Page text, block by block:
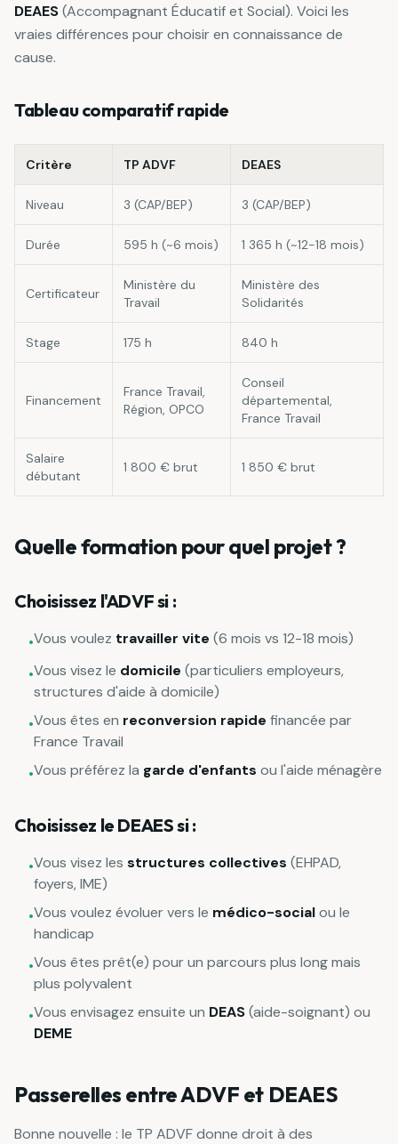
DEAES(Accompagnant Éducatif et Social). Voici les
vraies différences pour choisir en connaissance de
cause.
Tableau comparatif rapide
Critère TP ADVF DEAES
Niveau 3 (CAP/BEP) 3 (CAP/BEP)
Durée 595 h (~6 mois) 1 365 h (~12-18 mois)
Certificateur
Ministère du
Travail
Ministère des
Solidarités
Stage 175 h 840 h
Financement
France Travail,
Région, OPCO
Conseil
départemental,
France Travail
Salaire
débutant
1 800 € brut 1 850 € brut
Quelle formation pour quel projet ?
Choisissez l'ADVF si :
•Vous voulez travailler vite (6 mois vs 12-18 mois)
•Vous visez le domicile (particuliers employeurs,
structures d'aide à domicile)
•Vous êtes en reconversion rapide financée par
France Travail
•Vous préférez la garde d'enfants ou l'aide ménagère
Choisissez le DEAES si :
•Vous visez les structures collectives (EHPAD,
foyers, IME)
•Vous voulez évoluer vers le médico-socialou le
handicap
•Vous êtes prêt(e) pour un parcours plus long mais
plus polyvalent
•Vous envisagez ensuite un DEAS(aide-soignant) ou
DEME
Passerelles entre ADVF et DEAES
Bonne nouvelle : le TP ADVF donne droit à des